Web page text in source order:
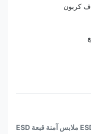
قابلة للتنفس قابلة لإعادة الاستخدام ESD ملابس آمنة قبعة ESD